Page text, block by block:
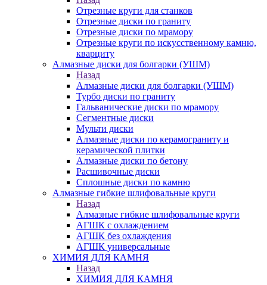
Отрезные круги для станков
Отрезные диски по граниту
Отрезные диски по мрамору
Отрезные круги по искусственному камню,
кварциту
Алмазные диски для болгарки (УШМ)
Назад
Алмазные диски для болгарки (УШМ)
Турбо диски по граниту
Гальванические диски по мрамору
Сегментные диски
Мульти диски
Алмазные диски по керамограниту и
керамической плитки
Алмазные диски по бетону
Расшивочные диски
Сплошные диски по камню
Алмазные гибкие шлифовальные круги
Назад
Алмазные гибкие шлифовальные круги
АГШК с охлаждением
АГШК без охлаждения
АГШК универсальные
ХИМИЯ ДЛЯ КАМНЯ
Назад
ХИМИЯ ДЛЯ КАМНЯ